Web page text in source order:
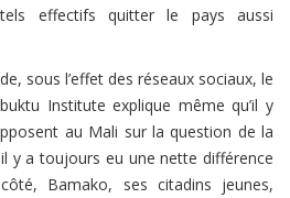
effectifs quitter le pays aussi
sous l’effet des réseaux sociaux, le
Institute explique même qu’il y
au Mali sur la question de la
y a toujours eu une nette différence
Bamako, ses citadins jeunes,